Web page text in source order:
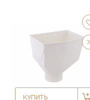
КУПИТЬ